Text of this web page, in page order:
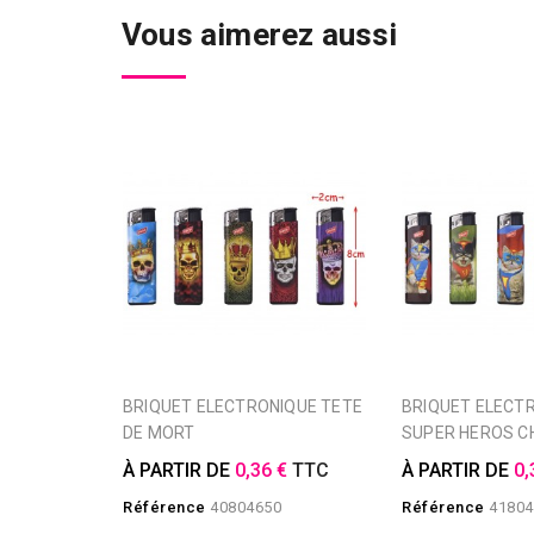
Vous aimerez aussi
BRIQUET ELECTRONIQUE TETE
DE MORT
À PARTIR DE 0,36 € TTC
Référence 40804650
BRIQUET ELECTRONIQUE
SUPER HEROS
À PARTIR DE
Référence